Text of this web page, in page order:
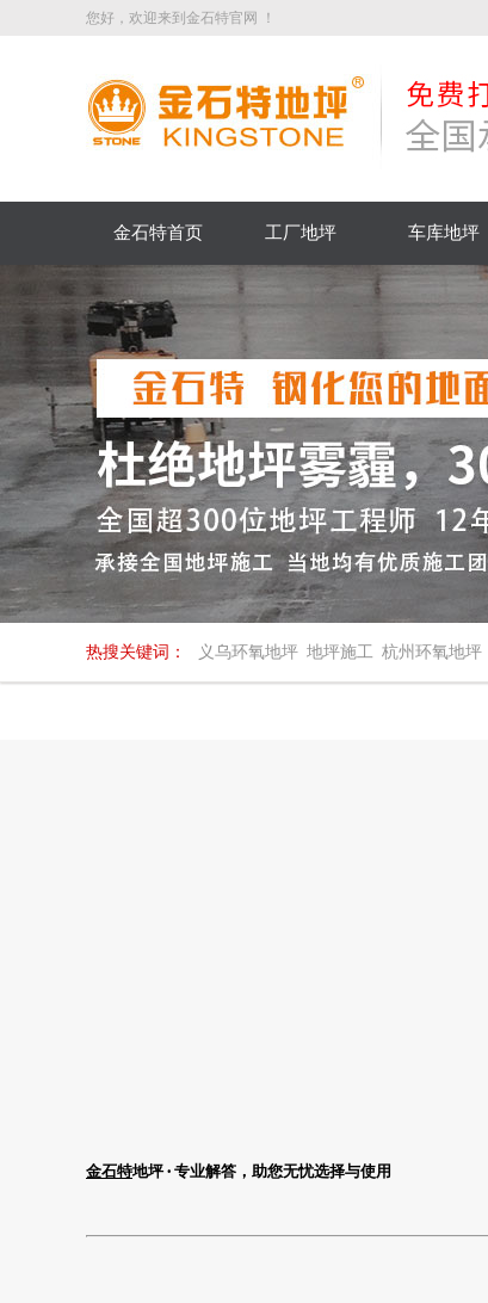
您好，欢迎来到金石特官网 ！
金石特首页 工厂地坪 车库地坪
热搜关键词： 义乌环氧地坪 地坪施工 杭州环氧地坪
金石特地坪 · 专业解答，助您无忧选择与使用